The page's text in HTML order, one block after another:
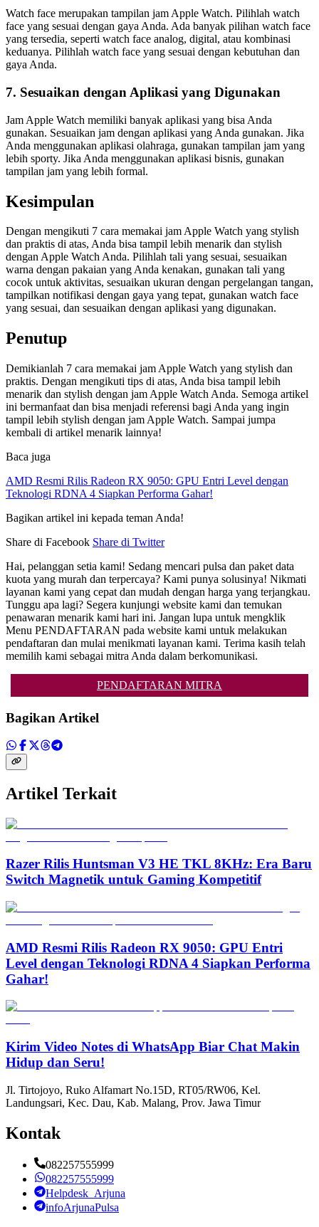
Watch face merupakan tampilan jam Apple Watch. Pilihlah watch
face yang sesuai dengan gaya Anda. Ada banyak pilihan watch face
yang tersedia, seperti watch face analog, digital, atau kombinasi
keduanya. Pilihlah watch face yang sesuai dengan kebutuhan dan
gaya Anda.
7. Sesuaikan dengan Aplikasi yang Digunakan
Jam Apple Watch memiliki banyak aplikasi yang bisa Anda
gunakan. Sesuaikan jam dengan aplikasi yang Anda gunakan. Jika
Anda menggunakan aplikasi olahraga, gunakan tampilan jam yang
lebih sporty. Jika Anda menggunakan aplikasi bisnis, gunakan
tampilan jam yang lebih formal.
Kesimpulan
Dengan mengikuti 7 cara memakai jam Apple Watch yang stylish
dan praktis di atas, Anda bisa tampil lebih menarik dan stylish
dengan Apple Watch Anda. Pilihlah tali yang sesuai, sesuaikan
warna dengan pakaian yang Anda kenakan, gunakan tali yang
cocok untuk aktivitas, sesuaikan ukuran dengan pergelangan tangan,
tampilkan notifikasi dengan gaya yang tepat, gunakan watch face
yang sesuai, dan sesuaikan dengan aplikasi yang digunakan.
Penutup
Demikianlah 7 cara memakai jam Apple Watch yang stylish dan
praktis. Dengan mengikuti tips di atas, Anda bisa tampil lebih
menarik dan stylish dengan jam Apple Watch Anda. Semoga artikel
ini bermanfaat dan bisa menjadi referensi bagi Anda yang ingin
tampil lebih stylish dengan jam Apple Watch. Sampai jumpa
kembali di artikel menarik lainnya!
Baca juga
AMD Resmi Rilis Radeon RX 9050: GPU Entri Level dengan
Teknologi RDNA 4 Siapkan Performa Gahar!
Bagikan artikel ini kepada teman Anda!
Share di Facebook Share di Twitter
Hai, pelanggan setia kami! Sedang mencari pulsa dan paket data
kuota yang murah dan terpercaya? Kami punya solusinya! Nikmati
layanan kami yang cepat dan mudah dengan harga yang terjangkau.
Tunggu apa lagi? Segera kunjungi website kami dan temukan
penawaran menarik kami hari ini. Jangan lupa untuk mengklik
Menu PENDAFTARAN pada website kami untuk melakukan
pendaftaran dan mulai menikmati layanan kami. Terima kasih telah
memilih kami sebagai mitra Anda dalam berkomunikasi.
PENDAFTARAN MITRA
Bagikan Artikel
Artikel Terkait
Razer Rilis Huntsman V3 HE TKL 8KHz: Era Baru
Switch Magnetik untuk Gaming Kompetitif
AMD Resmi Rilis Radeon RX 9050: GPU Entri
Level dengan Teknologi RDNA 4 Siapkan Performa
Gahar!
Kirim Video Notes di WhatsApp Biar Chat Makin
Hidup dan Seru!
Jl. Tirtojoyo, Ruko Alfamart No.15D, RT05/RW06, Kel.
Landungsari, Kec. Dau, Kab. Malang, Prov. Jawa Timur
Kontak
082257555999
082257555999
Helpdesk_Arjuna
infoArjunaPulsa